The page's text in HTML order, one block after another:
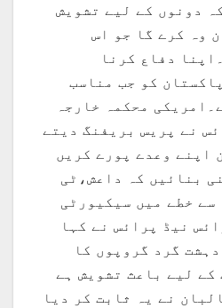
دونوں کے لیے تشویش
وہ کرے گا جو اس
دفاع کرنا
کو جب مناسب
محکمہ خارجہ
نے پریس بریفنگ دیتے
اپنے وعدے پورے کریں
بنائیں کہ داعش،ٹی
سے خطے میں سیکیورٹی
نیڈ پرائس نے کہا
گرد گروپوں کا
کے لیے باعث تشویش ہے
نے یہ ثابت کر دیا